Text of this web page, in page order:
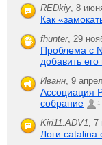
REDkiy, 8
Как
fhunter, 29
Проблема с
добавить
Иванн, 9
Ассоциация
собрание
1
Kiri11.ADV1, 7
Логи